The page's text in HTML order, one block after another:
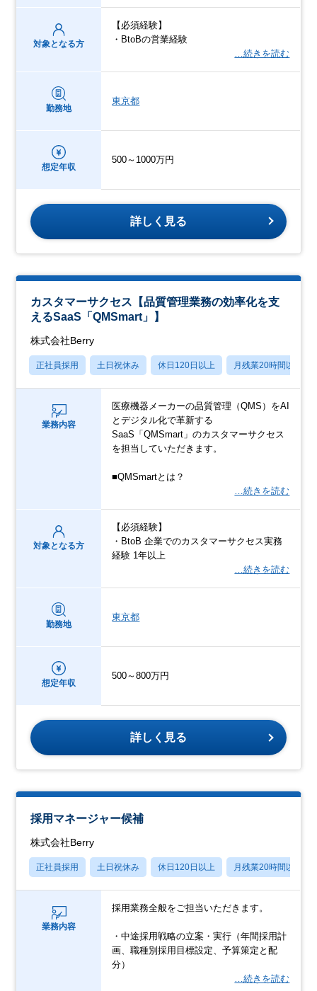
対象となる方
【必須経験】
・BtoBの営業経験
…続きを読む
勤務地
東京都
想定年収
500～1000万円
詳しく見る
カスタマーサクセス【品質管理業務の効率化を支
えるSaaS「QMSmart」】
株式会社Berry
正社員採用 土日祝休み 休日120日以上 月残業20時間以内
業務内容
医療機器メーカーの品質管理（QMS）をAI
とデジタル化で革新する
SaaS「QMSmart」のカスタマーサクセス
を担当していただきます。
■QMSmartとは？
…続きを読む
対象となる方
【必須経験】
・BtoB 企業でのカスタマーサクセス実務
経験 1年以上
…続きを読む
勤務地
東京都
想定年収
500～800万円
詳しく見る
採用マネージャー候補
株式会社Berry
正社員採用 土日祝休み 休日120日以上 月残業20時間以内
業務内容
採用業務全般をご担当いただきます。
・中途採用戦略の立案・実行（年間採用計
画、職種別採用目標設定、予算策定と配
分）
…続きを読む